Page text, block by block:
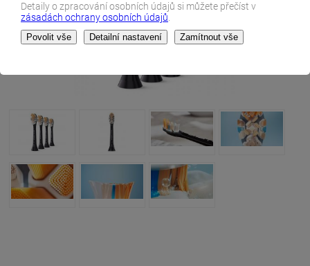
Detaily o zpracování osobních údajů si můžete přečíst v
zásadách ochrany osobních údajů